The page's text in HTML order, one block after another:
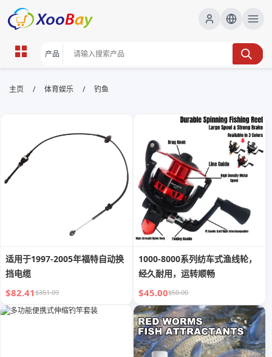
钓鱼 | XOOBAY B2B/B2C Marketplace
提供钓鱼技巧装备与线路推荐指南全覆盖实用
主页 / 体育娱乐 / 钓鱼
适用于1997-2005年福特自动换
挡电缆
$82.41$351.09
1000-8000系列纺车式渔线轮，
经久耐用，运转顺畅
$45.00$50.00